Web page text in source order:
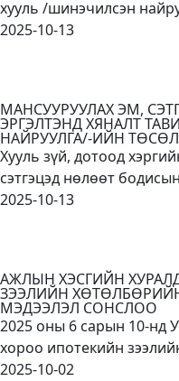
хууль /шинэчилсэн
2025-10-13
МАНСУУРУУЛАХ ЭМ,
ЭРГЭЛТЭНД ХЯНАЛТ
НАЙРУУЛГА/-ИЙН
Хууль зүй, дотоод
сэтгэцэд нөлөөт
2025-10-13
АЖЛЫН ХЭСГИЙН
ЗЭЭЛИЙН
МЭДЭЭЛЭЛ СОНСЛОО
2025 оны 6 сарын 10-нд
хороо ипотекийн
2025-10-02